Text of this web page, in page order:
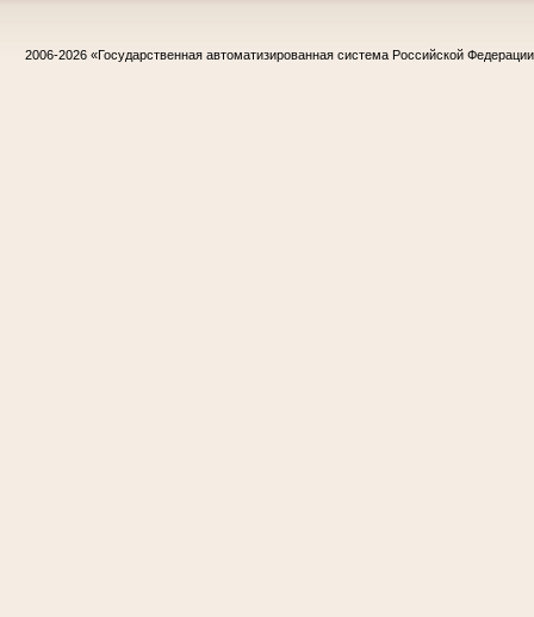
2006-2026 «Государственная автоматизированная система Российской